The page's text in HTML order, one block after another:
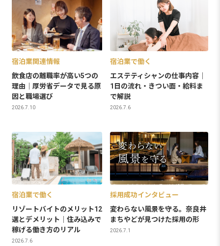
宿泊業関連情報
飲食店の離職率が高い5つの
理由｜厚労省データで見る原
因と職場選び
2026.7.10
宿泊業で働く
エステティシャンの仕事内容｜
1日の流れ・きつい面・給料ま
で解説
2026.7.6
宿泊業で働く
リゾートバイトのメリット12
選とデメリット｜住み込みで
稼げる働き方のリアル
2026.7.6
採用成功インタビュー
変わらない風景を守る。奈良井
まちやどが見つけた採用の形
2026.7.1